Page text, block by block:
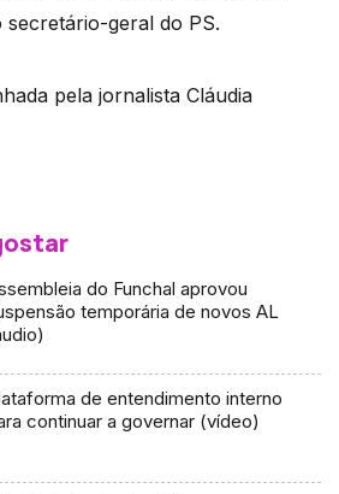
secretário-geral do PS.
pela jornalista Cláudia
do Funchal aprovou
temporária de novos AL
de entendimento interno
continuar a governar (vídeo)